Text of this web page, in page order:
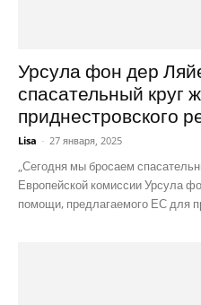
Урсула фон дер
спасательный круг
приднестровского
Lisa - 27 января, 2025
„Сегодня мы бросаем
Европейской комиссии Урсула
помощи, предлагаемого ЕС для